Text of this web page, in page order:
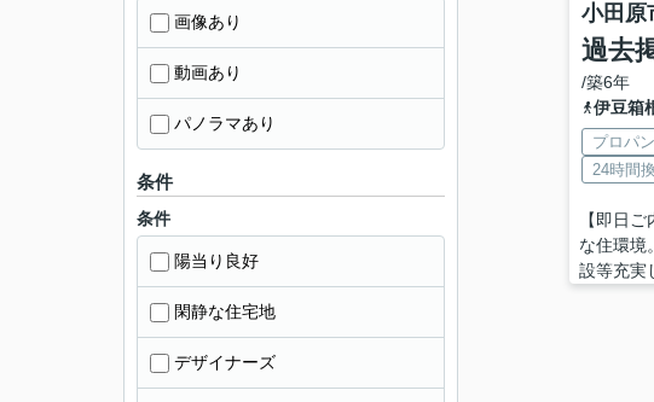
小田原
過去
/築6年
伊豆箱
プロパ
24時間
【即日
な住環境
設等充実
画像あり
動画あり
パノラマあり
条件
条件
陽当り良好
閑静な住宅地
デザイナーズ